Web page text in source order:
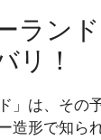
ラン
リ！
」は、その
造形で知ら